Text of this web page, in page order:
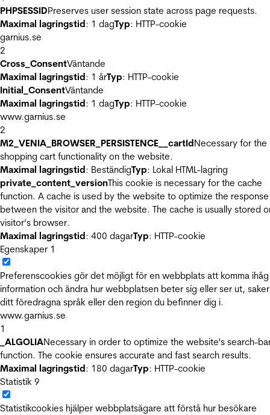
PHPSESSIDPreserves user session state across page requests.
Maximal lagringstid: 1 dagTyp: HTTP-cookie
garnius.se
2
Cross_ConsentVäntande
Maximal lagringstid: 1 årTyp: HTTP-cookie
Initial_ConsentVäntande
Maximal lagringstid: 1 dagTyp: HTTP-cookie
www.garnius.se
2
M2_VENIA_BROWSER_PERSISTENCE__cartIdNecessary for the
shopping cart functionality on the website.
Maximal lagringstid: BeständigTyp: Lokal HTML-lagring
private_content_versionThis cookie is necessary for the cache
function. A cache is used by the website to optimize the
between the visitor and the website. The cache is usually stored
visitor’s browser.
Maximal lagringstid: 400 dagarTyp: HTTP-cookie
Egenskaper 1
Preferenscookies gör det möjligt för en webbplats att komma ihåg
information och ändra hur webbplatsen beter sig eller ser ut,
ditt föredragna språk eller den region du befinner dig i.
www.garnius.se
1
_ALGOLIANecessary in order to optimize the website's search-
function. The cookie ensures accurate and fast search results.
Maximal lagringstid: 180 dagarTyp: HTTP-cookie
Statistik 9
Statistikcookies hjälper webbplatsägare att förstå hur besökare